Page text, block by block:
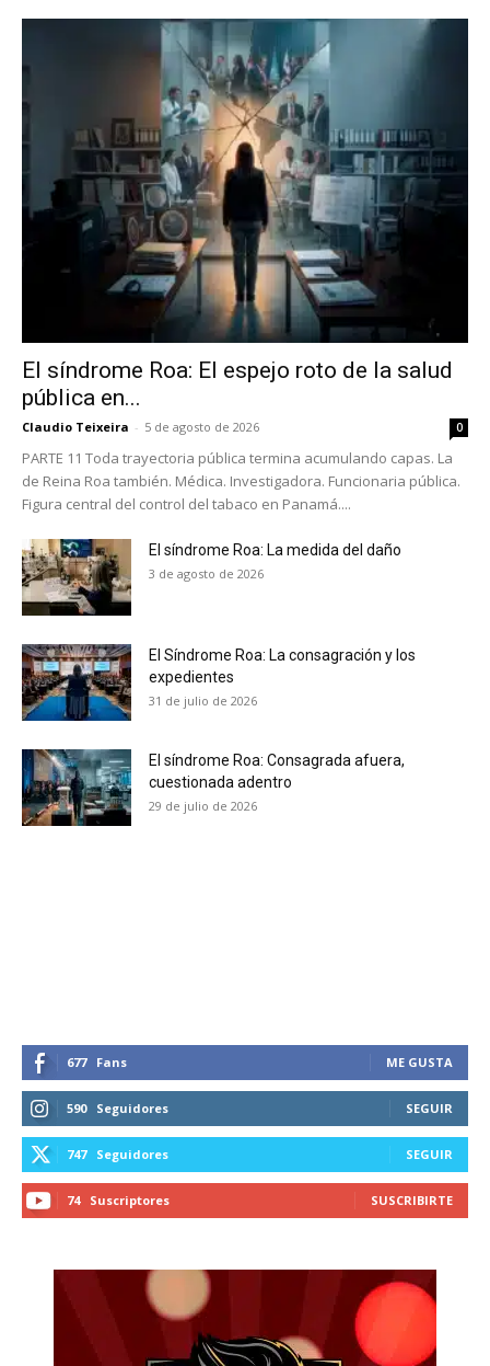
No te pierdas de las
últimas noticias
tobacco harm reduction in your email.
El síndrome Roa: El espejo roto de la salud
pública en...
Claudio Teixeira - 5 de agosto de 2026 0
PARTE 11 Toda trayectoria pública termina acumulando capas. La
de Reina Roa también. Médica. Investigadora. Funcionaria pública.
Figura central del control del tabaco en Panamá....
El síndrome Roa: La medida del daño
3 de agosto de 2026
El Síndrome Roa: La consagración y los
expedientes
31 de julio de 2026
El síndrome Roa: Consagrada afuera,
cuestionada adentro
29 de julio de 2026
677 Fans ME GUSTA
590 Seguidores SEGUIR
747 Seguidores SEGUIR
74 Suscriptores SUSCRIBIRTE